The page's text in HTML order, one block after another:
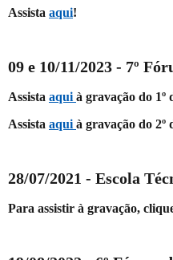
Assista aqui!
09 e 10/11/2023 - 7º
Assista aqui à gravação do 1º
Assista aqui à gravação do 2º
28/07/2021 - Escola
Para assistir à gravação,